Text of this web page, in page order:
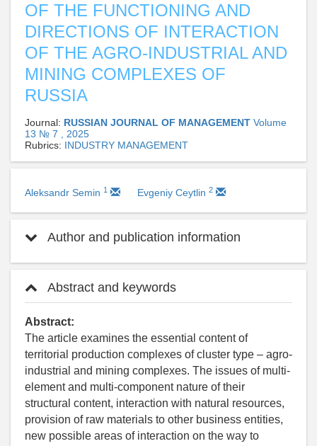
OF THE FUNCTIONING AND
DIRECTIONS OF INTERACTION
OF THE AGRO-INDUSTRIAL AND
MINING COMPLEXES OF
RUSSIA
Journal: RUSSIAN JOURNAL OF MANAGEMENT Volume
13 № 7 , 2025
Rubrics: INDUSTRY MANAGEMENT
Aleksandr Semin 1 Evgeniy Ceytlin 2
Author and publication information
Abstract and keywords
Abstract:
The article examines the essential content of
territorial production complexes of cluster type – agro-
industrial and mining complexes. The issues of multi-
element and multi-component nature of their
structural content, interaction with natural resources,
provision of raw materials to other business entities,
new possible areas of interaction on the way to